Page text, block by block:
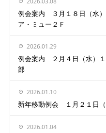
例会案内 ３月１８日（水
ア・ミュー２Ｆ
2026.01.29
例会案内 ２月４日（水）
部
2026.01.10
新年移動例会 １月２１日
2026.01.04